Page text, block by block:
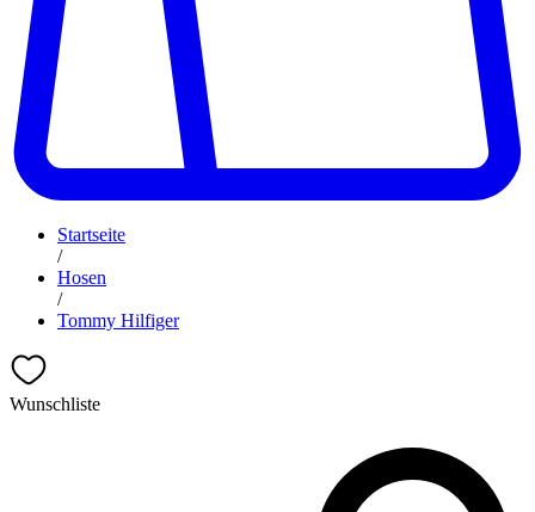
Startseite
/
Hosen
/
Tommy Hilfiger
Wunschliste